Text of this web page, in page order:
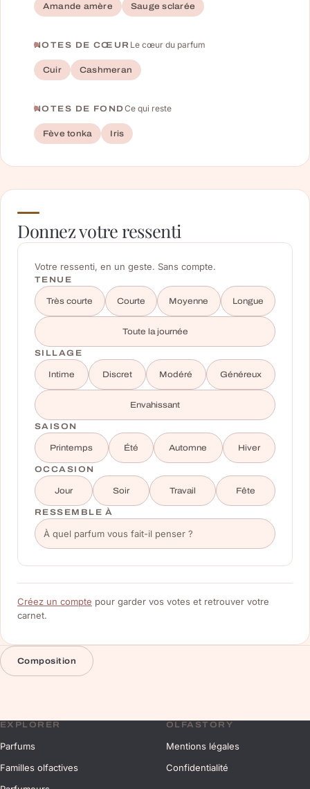
Amande amère Sauge sclarée
NOTES DE CŒUR Le cœur du parfum
Cuir Cashmeran
NOTES DE FONDCe qui reste
Fève tonka Iris
Donnez votre ressenti
Votre ressenti, en un geste. Sans compte.
TENUE
Très courte Courte Moyenne Longue
Toute la journée
SILLAGE
Intime Discret Modéré Généreux
Envahissant
SAISON
Printemps Été Automne Hiver
OCCASION
Jour Soir Travail Fête
RESSEMBLE À
Créez un compte pour garder vos votes et retrouver votre
carnet.
Composition
EXPLORER
Parfums
Familles olfactives
OLFASTORY
Mentions légales
Confidentialité